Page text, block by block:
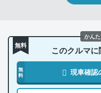
無料 このクルマ
無
料
現車確認
かん